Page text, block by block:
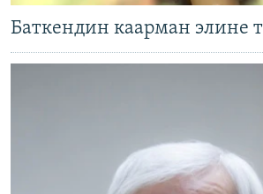
Баткендин каарман элине